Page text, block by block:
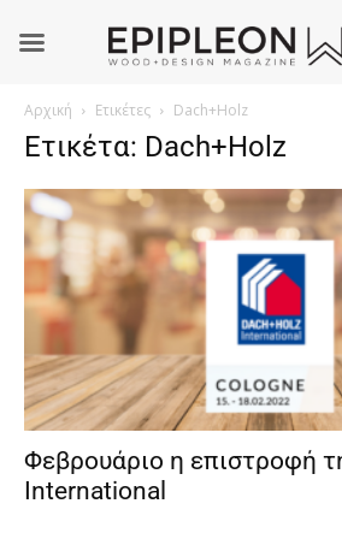
Αρχική Ετικέτες Dach+Holz
Ετικέτα: Dach+Holz
Φεβρουάριο η επιστροφή
International